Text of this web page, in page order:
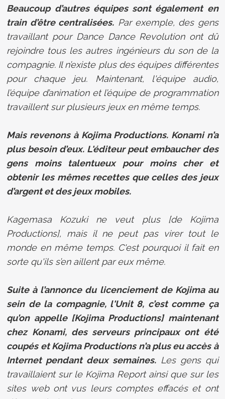
Beaucoup d’autres équipes sont également en
train d’être centralisées. Par exemple, des gens
travaillant pour Dance Dance Revolution ont dû
rejoindre tous les autres ingénieurs du son de la
compagnie. Il n’existe plus des équipes différentes
pour chaque jeu. Maintenant, l'équipe audio,
l’équipe d’animation et l’équipe de programmation
travaillent sur plusieurs jeux en même temps.
Mais revenons à Kojima Productions. Konami n’a
plus besoin d’eux. L'éditeur peut embaucher des
gens moins talentueux pour moins cher et
obtenir les mêmes recettes que celles des jeux
d’argent et des jeux mobiles.
Kagemasa Kozuki ne veut plus [de Kojima
Productions], mais il ne peut pas virer tout le
monde en même temps. C'est pourquoi il fait en
sorte qu'ils s’en aillent par eux même.
Suite à l’annonce du licenciement de Kojima au
sein de la compagnie, l'Unit 8, c’est comme ça
qu’on appelle [Kojima Productions] maintenant
chez Konami, des serveurs principaux ont été
coupés etKojima Productionsn’a plus eu accès à
Internet pendant deux semaines. Les gens qui
travaillaient sur le Kojima Report ainsi que sur les
sites web ont vus leurs comptes effacés et ont